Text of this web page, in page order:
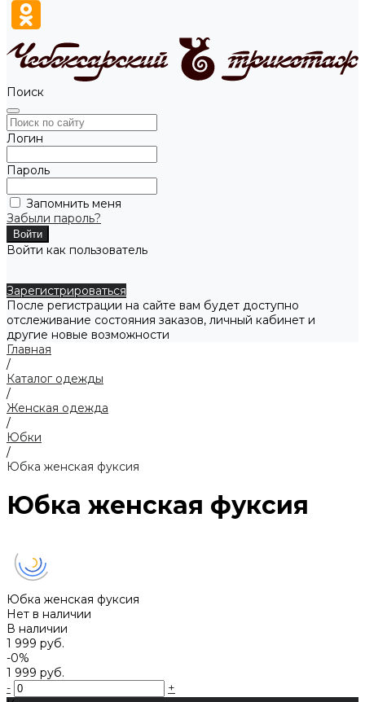
Поиск
Логин
Пароль
Запомнить меня
Забыли пароль?
Войти как пользователь
Зарегистрироваться
После регистрации на сайте вам будет доступно
отслеживание состояния заказов, личный кабинет и
другие новые возможности
Главная
/
Каталог одежды
/
Женская одежда
/
Юбки
/
Юбка женская фуксия
Юбка женская фуксия
Юбка женская фуксия
Нет в наличии
В наличии
1 999 руб.
-0%
1 999 руб.
-
+